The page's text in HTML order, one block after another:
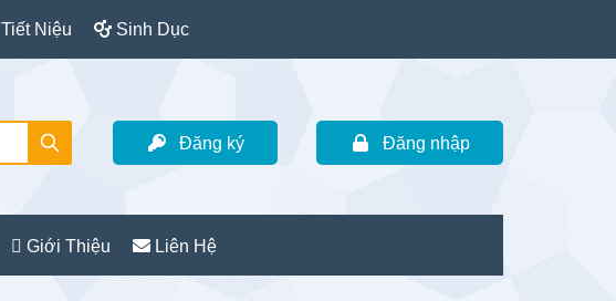
Tiết Niệu Sinh Dục
Đăng ký Đăng nhập
Giới Thiệu Liên Hệ